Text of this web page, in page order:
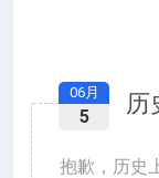
历
06月
5
抱歉，历史